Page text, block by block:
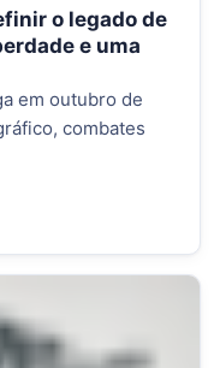
o legado de
e uma
em outubro de
combates
o legado de Tsushima